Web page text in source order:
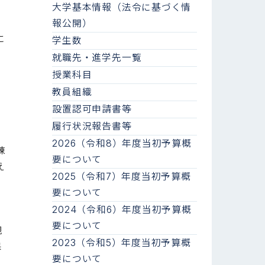
大学基本情報（法令に基づく情
報公開）
学生数
就職先・進学先一覧
授業科目
教員組織
設置認可申請書等
履行状況報告書等
2026（令和8）年度当初予算概
要について
2025（令和7）年度当初予算概
要について
2024（令和6）年度当初予算概
要について
2023（令和5）年度当初予算概
要について